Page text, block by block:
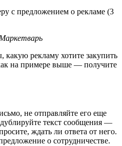
Маркетварь
рекламу хотите закупить
на примере выше — получите
не отправляйте его еще
текст сообщения —
ждать ли ответа от него.
о сотрудничестве.